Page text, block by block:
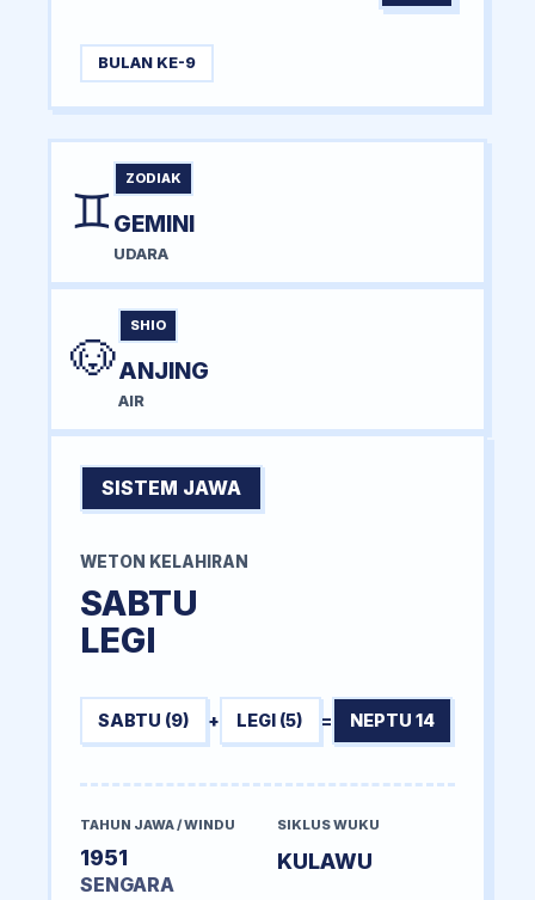
BULAN KE-9
♊
ZODIAK
GEMINI
UDARA
🐶
SHIO
ANJING
AIR
SISTEM JAWA
WETON KELAHIRAN
SABTU
LEGI
SABTU (9) + LEGI (5) = NEPTU 14
TAHUN JAWA / WINDU
1951
SENGARA
SIKLUS WUKU
KULAWU